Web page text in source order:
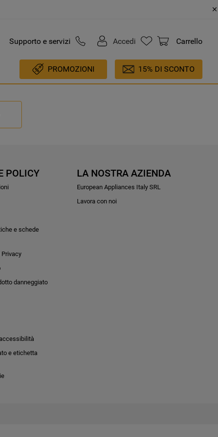
Supporto e servizi Accedi Carrello
PROMOZIONI 15% DI SCONTO
POLICY
e schede
danneggiato
e etichetta
LA NOSTRA AZIENDA
European Appliances Italy SRL
Lavora con noi